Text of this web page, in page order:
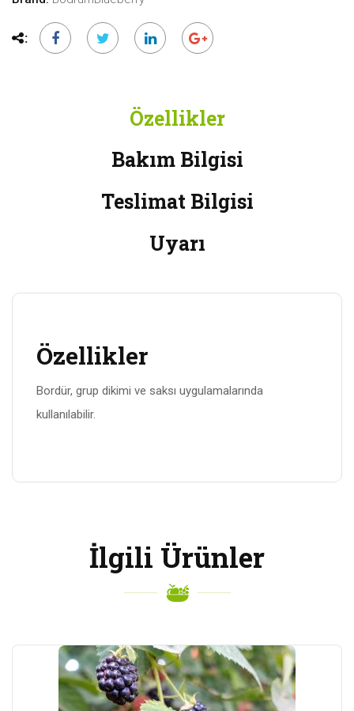
Özellikler
Bakım Bilgisi
Teslimat Bilgisi
Uyarı
Özellikler
Bordür, grup dikimi ve saksı uygulamalarında
kullanılabilir.
İlgili Ürünler